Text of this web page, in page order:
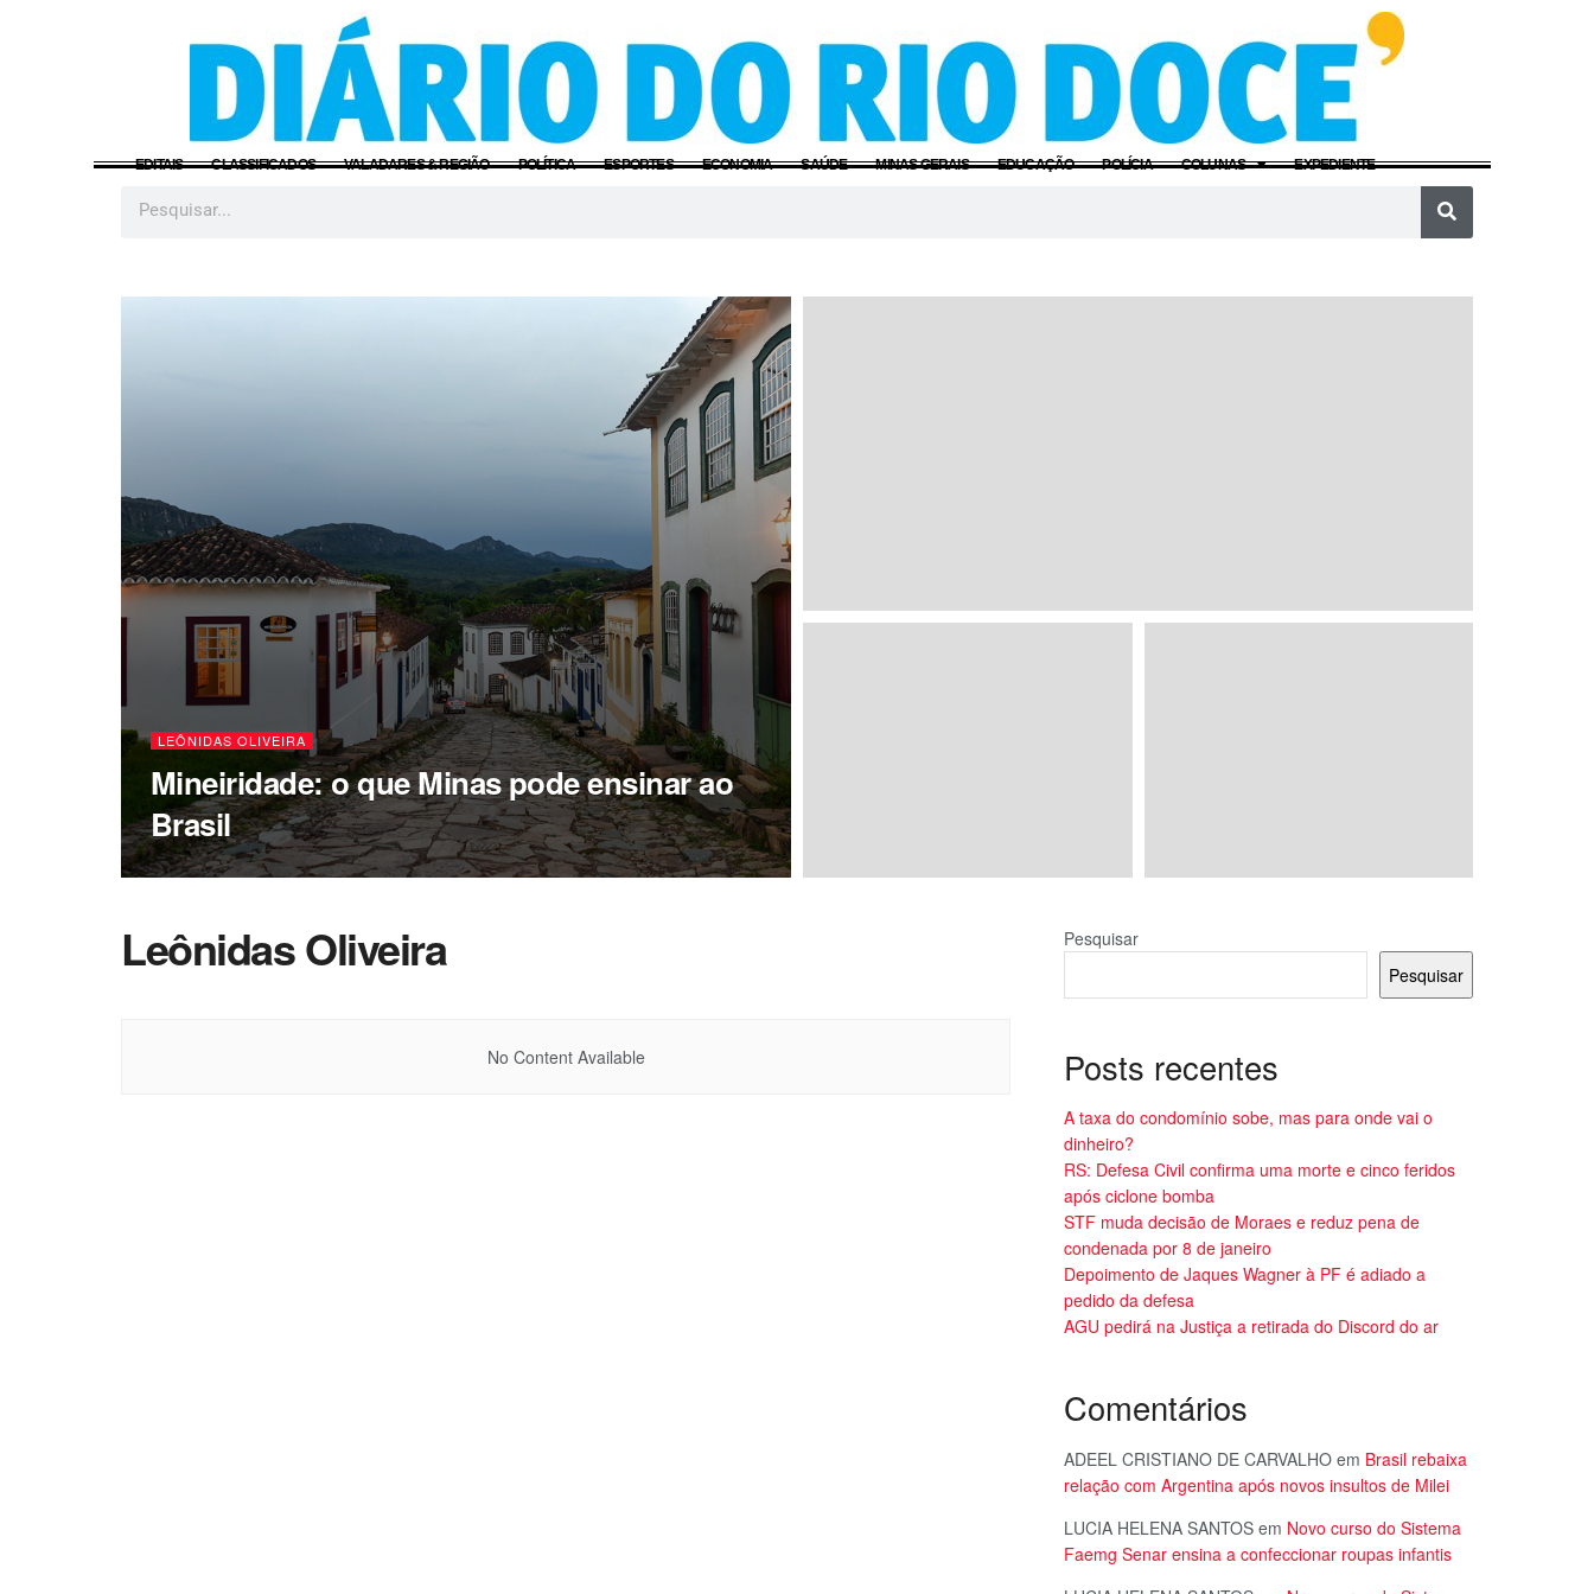
EDITAIS CLASSIFICADOS VALADARES & REGIÃO POLÍTICA ESPORTES ECONOMIA SAÚDE MINAS GERAIS EDUCAÇÃO POLÍCIA COLUNAS EXPEDIENTE
LEÔNIDAS OLIVEIRA
Mineiridade: o que Minas pode ensinar ao
Brasil
Leônidas Oliveira
No Content Available
Pesquisar
Pesquisar
Posts recentes
A taxa do condomínio sobe, mas para onde vai o
dinheiro?
RS: Defesa Civil confirma uma morte e cinco feridos
após ciclone bomba
STF muda decisão de Moraes e reduz pena de
condenada por 8 de janeiro
Depoimento de Jaques Wagner à PF é adiado a
pedido da defesa
AGU pedirá na Justiça a retirada do Discord do ar
Comentários
ADEEL CRISTIANO DE CARVALHO em Brasil rebaixa
relação com Argentina após novos insultos de Milei
LUCIA HELENA SANTOS em Novo curso do Sistema
Faemg Senar ensina a confeccionar roupas infantis